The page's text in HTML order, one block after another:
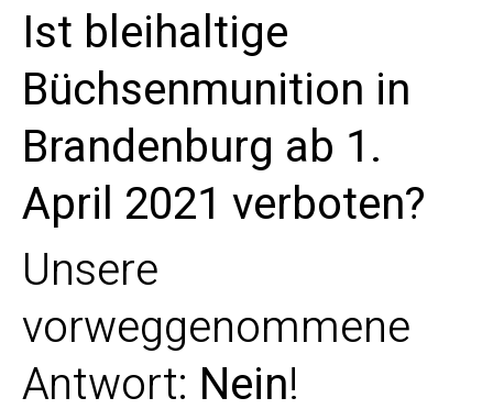
Ist bleihaltige
Büchsenmunition in
Brandenburg ab 1.
April 2021 verboten?
Unsere
vorweggenommene
Antwort: Nein!